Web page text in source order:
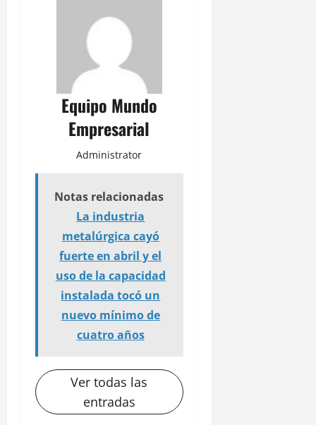
Equipo Mundo
Empresarial
Administrator
Notas relacionadas
La industria
metalúrgica cayó
fuerte en abril y el
uso de la capacidad
instalada tocó un
nuevo mínimo de
cuatro años
Ver todas las
entradas